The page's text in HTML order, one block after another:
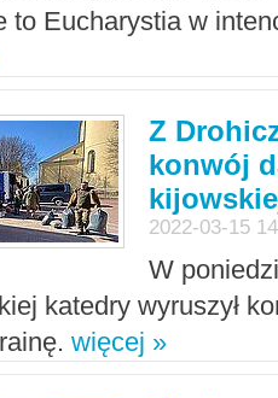
to Eucharystia w
Z
konwój
2022-03-15
W
katedry wyruszył
więcej »